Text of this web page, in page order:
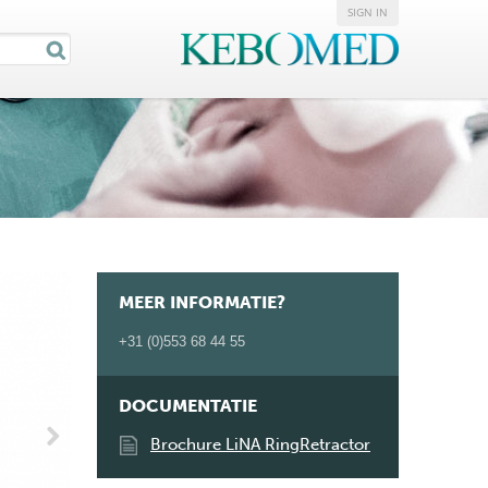
SIGN IN
MEER INFORMATIE?
+31 (0)553 68 44 55
DOCUMENTATIE
Brochure LiNA RingRetractor